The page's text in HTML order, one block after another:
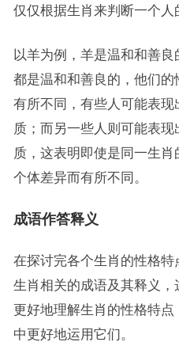
仅仅根据生肖来判断一个人
以羊为例，羊是温和和善
都是温和和善良的，他们
有所不同，有些人可能表
质；而另一些人则可能表
质，这表明即使是同一生
个体差异而有所不同。
成语作答释义
在探讨完各个生肖的性格
生肖相关的成语及其释义
更好地理解生肖的性格特
中更好地运用它们。